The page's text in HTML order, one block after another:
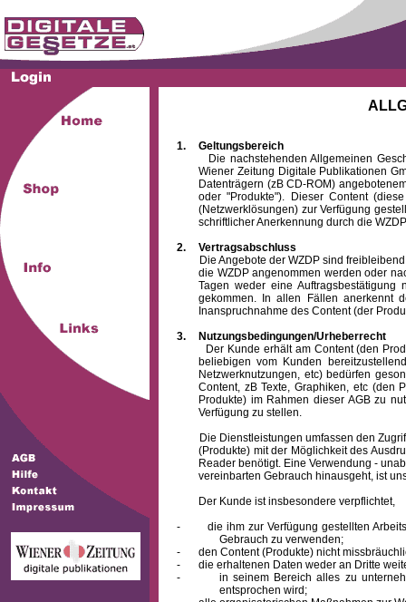
1.
Geltungsbereich
Die nachstehenden Allgemeinen
Wiener Zeitung Digitale Publikationen
Datenträgern (zB CD-ROM)
oder "Produkte"). Dieser Content
(Netzwerklösungen) zur Verfügung
schriftlicher Anerkennung durch die
2.
Vertragsabschluss
Die Angebote der WZDP sind freibleibend.
die WZDP angenommen werden oder
Tagen weder eine
gekommen. In allen Fällen anerkennt
Inanspruchnahme des Content (der
3.
Nutzungsbedingungen/Urheberrecht
Der Kunde erhält am Content (den
beliebigen vom Kunden
Netzwerknutzungen, etc) bedürfen
Content, zB Texte, Graphiken, etc (den
Produkte) im Rahmen dieser AGB zu
Verfügung zu stellen.
Die Dienstleistungen umfassen den Zugriff
(Produkte) mit der Möglichkeit des
Reader benötigt. Eine Verwendung -
vereinbarten Gebrauch hinausgeht, ist
Der Kunde ist insbesondere verpflichtet,
-
die ihm zur Verfügung gestellten
Gebrauch zu verwenden;
-
den Content (Produkte) nicht
-
die erhaltenen Daten weder an Dritte
-
in seinem Bereich alles zu
entsprochen wird;